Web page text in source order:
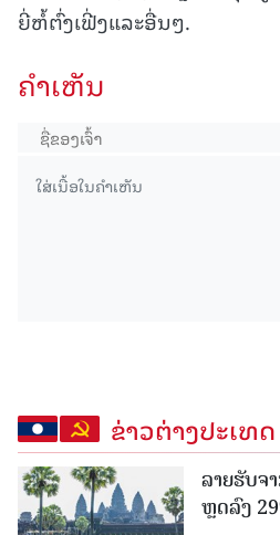
ຍີ່ຫໍ້ຕົ່ງເຟີ່ງແລະອື່ນໆ.
ຄໍາເຫັນ
ຂ່າວຕ່າງປະເທດ
ລາຍຮັບຈ
ຫຼດລົງ